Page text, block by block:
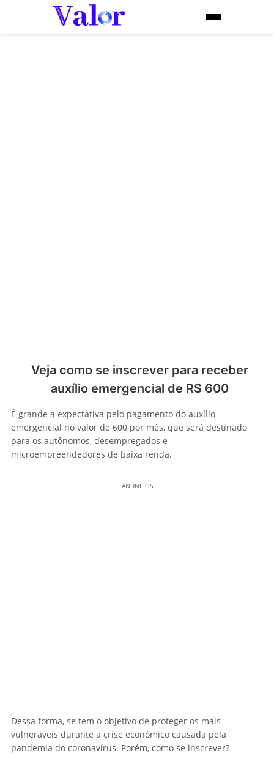
Veja como se inscrever para receber
auxílio emergencial de R$ 600
É grande a expectativa pelo pagamento do auxílio
emergencial no valor de 600 por mês, que será destinado
para os autônomos, desempregados e
microempreendedores de baixa renda.
ANÚNCIOS
Dessa forma, se tem o objetivo de proteger os mais
vulneráveis durante a crise econômico causada pela
pandemia do coronavírus. Porém, como se inscrever?